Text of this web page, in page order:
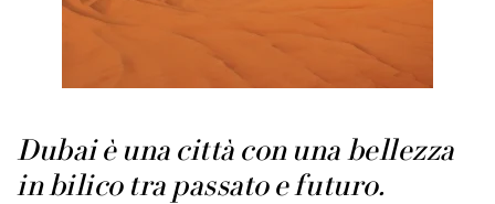
Dubai è una città con una bellezza
in bilico tra passato e futuro.